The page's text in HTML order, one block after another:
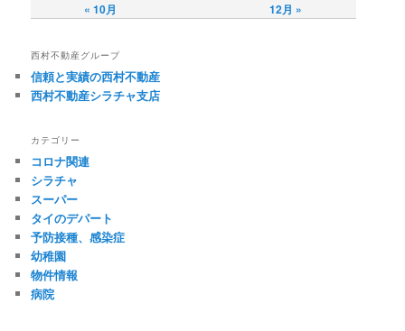
« 10月 12月 »
西村不動産グループ
信頼と実績の西村不動産
西村不動産シラチャ支店
カテゴリー
コロナ関連
シラチャ
スーパー
タイのデパート
予防接種、感染症
幼稚園
物件情報
病院